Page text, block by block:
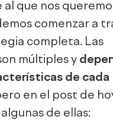
que nos
comenzar a
completa. Las
múltiples y
de cada
en el post de
de ellas: